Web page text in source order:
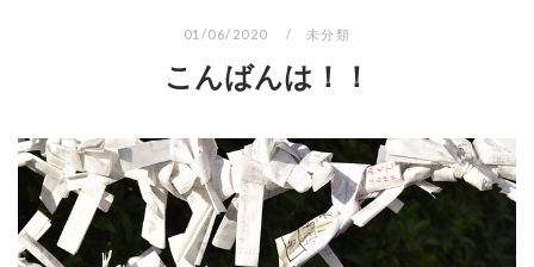
01/06/2020 未分類
こんばんは！！